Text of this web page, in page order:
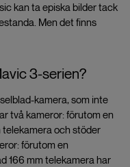
kan ta episka bilder tack
Men det finns
3-serien?
kamera, som inte
två kameror: förutom en
telekamera och stöder
förutom en
166 mm telekamera har